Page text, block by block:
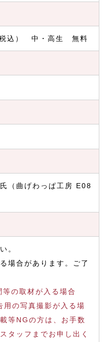
込） 中・高生 無料
曲げわっぱ工房 E08
。
場合があります。ご了
の取材が入る場合
の写真撮影が入る場
等NGの方は、お手数
タッフまでお申し出く